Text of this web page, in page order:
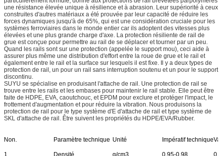
une résistance élevée unique à résilience et à abrasion. Leur supériorité à ceux
construites d'autres matériaux a été prouvée par leur capacité de réduire les
forces dynamiques jusqu'à de 65%, qui est une considération cruciale pour les
systèmes ferroviaires dans le monde entier car ils adoptent des vitesses plus
élevées et une plus grande charge d'axe. La protection résiliente de rail de
grue est conçue pour permettre au rail de se déplacer et tourner par un peu.
Quand les rails sont sur une protection (appelée le support mou), ceci aide à
assurer plus même une distribution d'effort entre la roue de grue et le rail et
également entre le rail et la surface sur lesquels il est fixe. Il y a deux types de
protection de rail, un pour un rail sans interruption soutenu et un pour le support
discontinu.
SUYU se spécialise en produisant l'attache de rail. Une protection de rail se
trouve entre les rails et les embases pour maintenir le rail stable. Elle peut être
faite de HDPE, EVA, caoutchouc, et EPDM pour exclure et protéger l'impact, le
frottement d'augmentation et pour réduire la vibration. Nous produisons la
protection de rail pour le type système d'E d'attache de rail et type système de
SKL d'attache de rail. Être suivent les propriétés du HDPE/EVA/Rubber.
Non. Paramètre technique Unité Impératif technique
1 Densité g/cm3 0.95-0.98